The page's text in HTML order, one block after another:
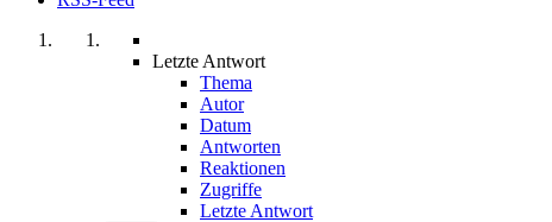
Letzte Antwort
Thema
Autor
Datum
Antworten
Reaktionen
Zugriffe
Letzte Antwort